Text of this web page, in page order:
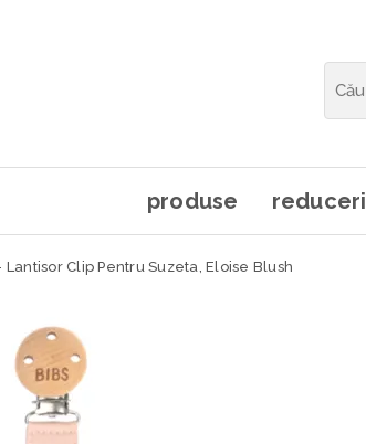
produse reduceri
Lantisor Clip Pentru Suzeta, Eloise Blush